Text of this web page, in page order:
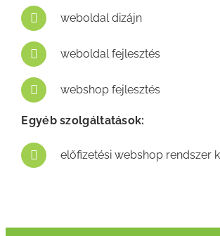
weboldal dizájn
weboldal fejlesztés
webshop fejlesztés
Egyéb szolgáltatások:
előfizetési webshop rendszer